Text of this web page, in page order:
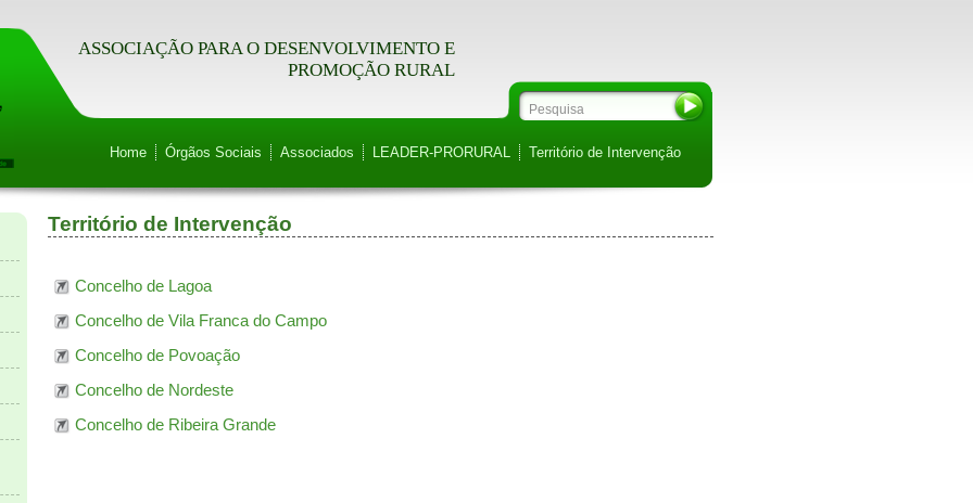
ASSOCIAÇÃO PARA O DESENVOLVIMENTO E
PROMOÇÃO RURAL
Home Órgãos Sociais Associados LEADER-PRORURAL Território de Intervenção
Território de Intervenção
Concelho de Lagoa
Concelho de Vila Franca do Campo
Concelho de Povoação
Concelho de Nordeste
Concelho de Ribeira Grande